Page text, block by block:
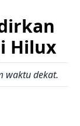
Hilux
waktu dekat.